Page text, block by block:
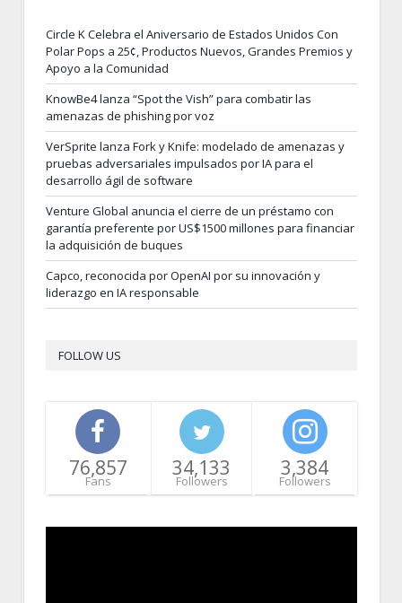
Circle K Celebra el Aniversario de Estados Unidos Con
Polar Pops a 25¢, Productos Nuevos, Grandes Premios y
Apoyo a la Comunidad
KnowBe4 lanza “Spot the Vish” para combatir las
amenazas de phishing por voz
VerSprite lanza Fork y Knife: modelado de amenazas y
pruebas adversariales impulsados por IA para el
desarrollo ágil de software
Venture Global anuncia el cierre de un préstamo con
garantía preferente por US$1500 millones para financiar
la adquisición de buques
Capco, reconocida por OpenAI por su innovación y
liderazgo en IA responsable
FOLLOW US
76,857
Fans
34,133
Followers
3,384
Followers